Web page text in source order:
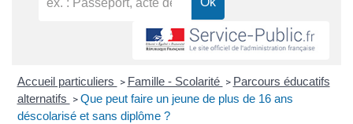
Accueil particuliers > Famille - Scolarité > Parcours éducatifs
alternatifs > Que peut faire un jeune de plus de 16 ans
déscolarisé et sans diplôme ?